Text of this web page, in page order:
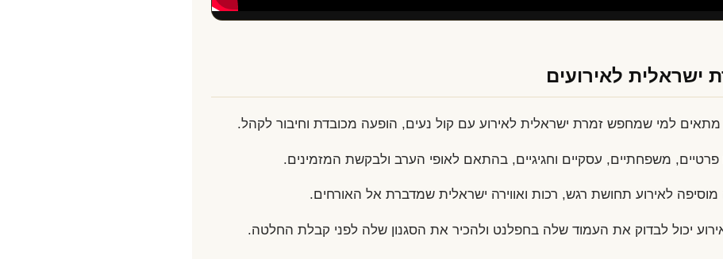
ישראלית לאירועים
למי שמחפש זמרת ישראלית לאירוע עם קול נעים, הופעה מכובדת וחיבור לקהל.
משפחתיים, עסקיים וחגיגיים, בהתאם לאופי הערב ולבקשת המזמינים.
לאירוע תחושת רגש, רכות ואווירה ישראלית שמדברת אל האורחים.
יכול לבדוק את העמוד שלה בחפלנט ולהכיר את הסגנון שלה לפני קבלת החלטה.